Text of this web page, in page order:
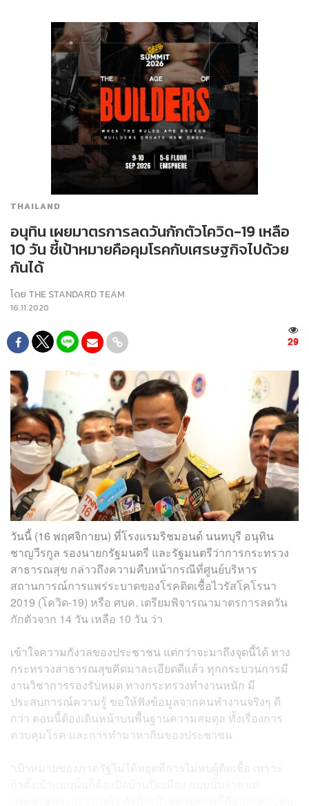
THAILAND
อนุทิน เผยมาตรการลดวันกักตัวโควิด-19 เหลือ
10 วัน ชี้เป้าหมายคือคุมโรคกับเศรษฐกิจไปด้วย
กันได้
โดย THE STANDARD TEAM
16.11.2020
29
วันนี้ (16 พฤศจิกายน) ที่โรงแรมริชมอนด์ นนทบุรี อนุทิน
ชาญวีรกูล รองนายกรัฐมนตรี และรัฐมนตรีว่าการกระทรวง
สาธารณสุข กล่าวถึงความคืบหน้ากรณีที่ศูนย์บริหาร
สถานการณ์การแพร่ระบาดของโรคติดเชื้อไวรัสโคโรนา
2019 (โควิด-19) หรือ ศบค. เตรียมพิจารณามาตรการลดวัน
กักตัวจาก 14 วัน เหลือ 10 วัน ว่า
เข้าใจความกังวลของประชาชน แต่กว่าจะมาถึงจุดนี้ได้ ทาง
กระทรวงสาธารณสุขคิดมาละเอียดดีแล้ว ทุกกระบวนการมี
งานวิชาการรองรับหมด ทางกระทรวงทำงานหนัก มี
ประสบการณ์ความรู้ ขอให้ฟังข้อมูลจากคนทำงานจริงๆ ดี
กว่า ตอนนี้ต้องเดินหน้าบนพื้นฐานความสมดุล ทั้งเรื่องการ
ควบคุมโรค และการทำมาหากินของประชาชน
“เป้าหมายของภาครัฐไม่ได้หยุดที่การไม่พบผู้ติดเชื้อ เพราะ